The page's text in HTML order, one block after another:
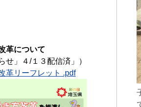
革について
せ」４/１３配信済」）
革リーフレット .pdf